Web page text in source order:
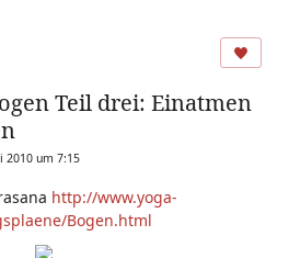
Teil drei: Einatmen
2010 um 7:15
http://www.yoga-
Bogen.html